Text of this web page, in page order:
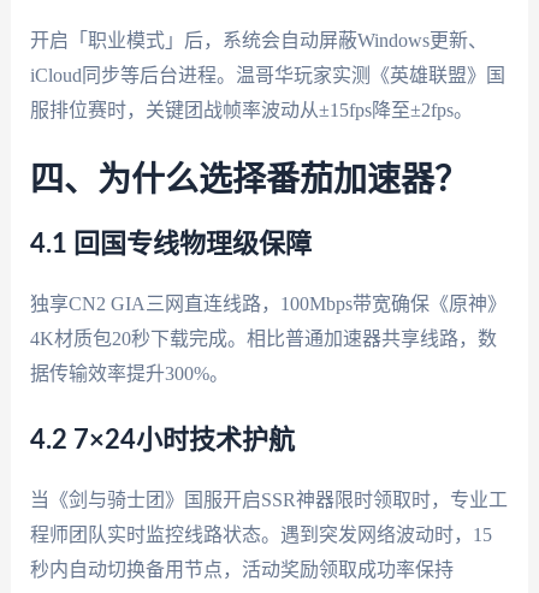
开启「职业模式」后，系统会自动屏蔽Windows更新、
iCloud同步等后台进程。温哥华玩家实测《英雄联盟》国
服排位赛时，关键团战帧率波动从±15fps降至±2fps。
四、为什么选择番茄加速器？
4.1 回国专线物理级保障
独享CN2 GIA三网直连线路，100Mbps带宽确保《原神》
4K材质包20秒下载完成。相比普通加速器共享线路，数
据传输效率提升300%。
4.2 7×24小时技术护航
当《剑与骑士团》国服开启SSR神器限时领取时，专业工
程师团队实时监控线路状态。遇到突发网络波动时，15
秒内自动切换备用节点，活动奖励领取成功率保持